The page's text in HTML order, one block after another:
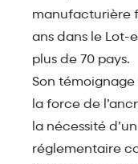
manufacturière
ans dans le Lot-
plus de 70 pays.
Son témoignage
la force de
la nécessité
réglementaire